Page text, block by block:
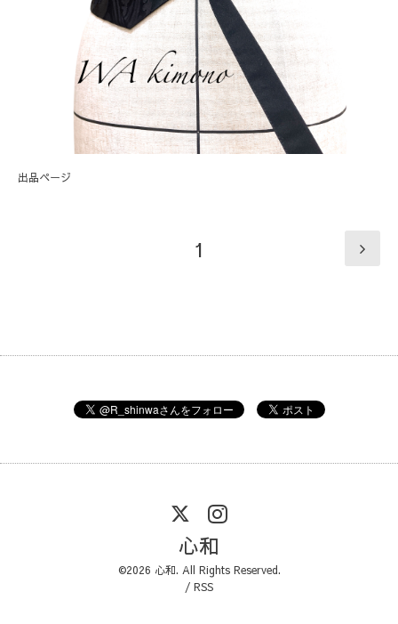
出品ページ
1
心和
©2026 心和. All Rights Reserved.
/ RSS